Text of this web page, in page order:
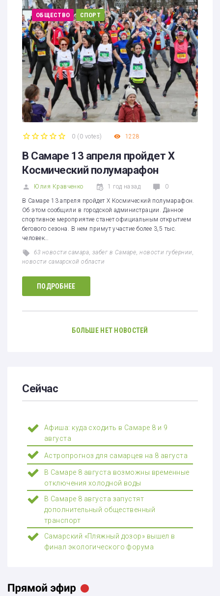
ОБЩЕСТВО СПОРТ
0 ( 0 votes) 1228
В Самаре 13 апреля пройдет Х
Космический полумарафон
Юлия Кравченко 1 год назад 0
В Самаре 13 апреля пройдет Х Космический полумарафон.
Об этом сообщили в городской администрации. Данное
спортивное мероприятие станет официальным открытием
бегового сезона. В нем примут участие более 3,5 тыс.
человек…
63 новости самара,забег в Самаре,новости губернии,
новости самарской области
ПОДРОБНЕЕ
БОЛЬШЕ НЕТ НОВОСТЕЙ
Сейчас
Афиша: куда сходить в Самаре 8 и 9
августа
Астропрогноз для самарцев на 8 августа
В Самаре 8 августа возможны временные
отключения холодной воды
В Самаре 8 августа запустят
дополнительный общественный
транспорт
Самарский «Пляжный дозор» вышел в
финал экологического форума